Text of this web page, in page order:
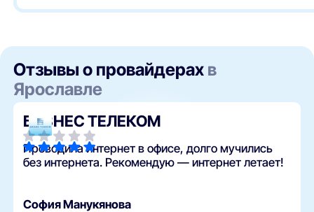
Отзывы о провайдерах в
Ярославле
БИЗНЕС ТЕЛЕКОМ
Проводила интернет в офисе, долго мучились
без интернета. Рекомендую — интернет летает!
София Манукянова